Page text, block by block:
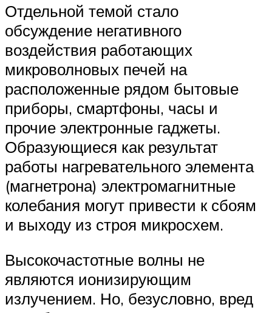
Отдельной темой стало
обсуждение негативного
воздействия работающих
микроволновых печей на
расположенные рядом бытовые
приборы, смартфоны, часы и
прочие электронные гаджеты.
Образующиеся как результат
работы нагревательного элемента
(магнетрона) электромагнитные
колебания могут привести к сбоям
и выходу из строя микросхем.
Высокочастотные волны не
являются ионизирующим
излучением. Но, безусловно, вред